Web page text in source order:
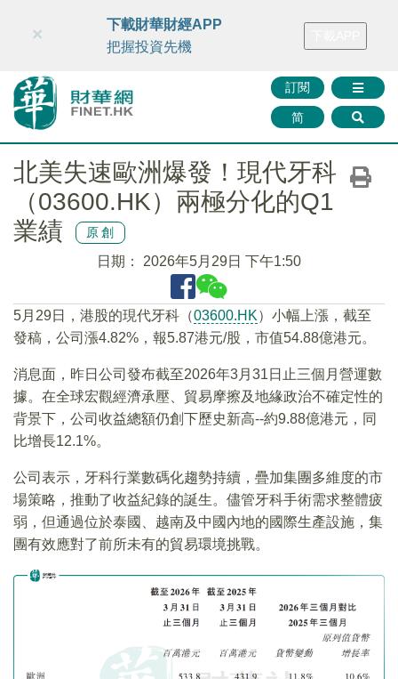
財華智庫網 FINTV FINMETA 財華證券 媒體矩陣
訂閱
简
×
下載財華財經APP
把握投資先機
北美失速歐洲爆發！現代牙科
（03600.HK）兩極分化的Q1
業績
原創
日期： 2026年5月29日 下午1:50
5月29日，港股的現代牙科（03600.HK）小幅上漲，截至
發稿，公司漲4.82%，報5.87港元/股，市值54.88億港元。
消息面，昨日公司發布截至2026年3月31日止三個月營運數
據。在全球宏觀經濟承壓、貿易摩擦及地緣政治不確定性的
背景下，公司收益總額仍創下歷史新高--約9.88億港元，同
比增長12.1%。
公司表示，牙科行業數碼化趨勢持續，疊加集團多維度的市
場策略，推動了收益紀錄的誕生。儘管牙科手術需求整體疲
弱，但通過位於泰國、越南及中國內地的國際生產設施，集
團有效應對了前所未有的貿易環境挑戰。